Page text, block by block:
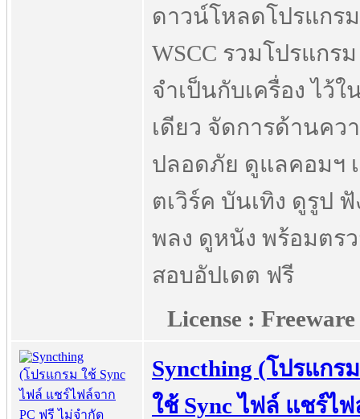
ดาวน์โหลดโปรแกรม
WSCC รวมโปรแกร
จำเป็นกับเครื่อง ไว้ใ
เดียว จัดการด้านคว
ปลอดภัย ดูแลคอมฯ
ตเวิร์ค บันเทิง ดูรูป ฟั
พลง ดูหนัง พร้อมตร
สอบอัปเดต ฟรี
License : Freeware
Syncthing (โปรแกรม
ใช้ Sync ไฟล์ แชร์ไ